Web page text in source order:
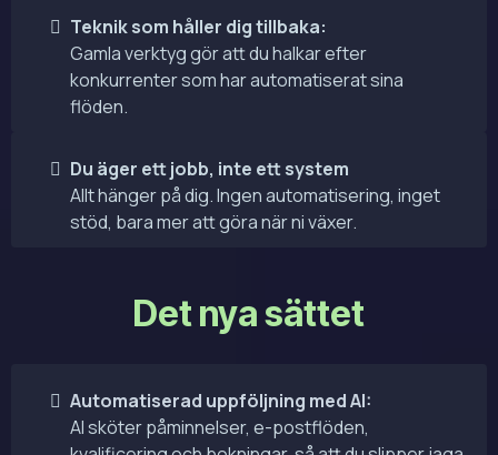
Teknik som håller dig tillbaka:
Gamla verktyg gör att du halkar efter
konkurrenter som har automatiserat sina
flöden.
Du äger ett jobb, inte ett system
Allt hänger på dig. Ingen automatisering, inget
stöd, bara mer att göra när ni växer.
Det nya sättet
Automatiserad uppföljning med AI:
AI sköter påminnelser, e-postflöden,